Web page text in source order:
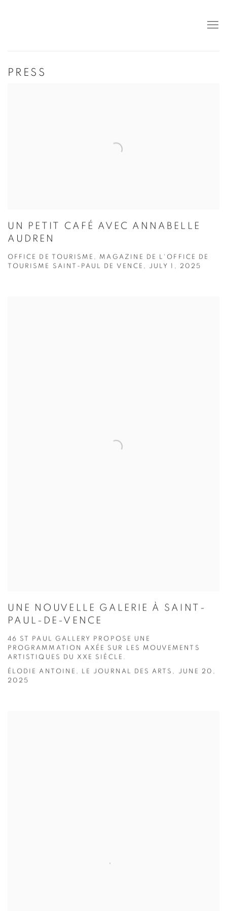
PRESS
UN PETIT CAFÉ AVEC ANNABELLE
AUDREN
OFFICE DE TOURISME, MAGAZINE DE L'OFFICE DE
TOURISME SAINT-PAUL DE VENCE, JULY 1, 2025
UNE NOUVELLE GALERIE À SAINT-
PAUL-DE-VENCE
46 ST PAUL GALLERY PROPOSE UNE
PROGRAMMATION AXÉE SUR LES MOUVEMENTS
ARTISTIQUES DU XXE SIÈCLE.
ÉLODIE ANTOINE, LE JOURNAL DES ARTS, JUNE 20,
2025